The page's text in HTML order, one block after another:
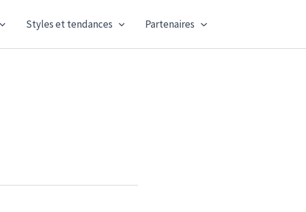
Styles et tendances Partenaires